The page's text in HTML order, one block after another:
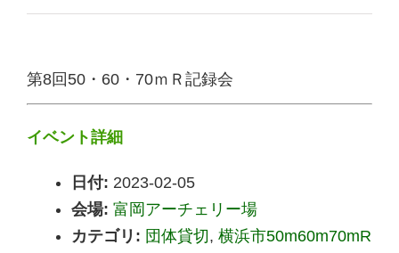
第8回50・60・70ｍＲ記録会
イベント詳細
日付: 2023-02-05
会場: 富岡アーチェリー場
カテゴリ: 団体貸切 , 横浜市50m60m70mR